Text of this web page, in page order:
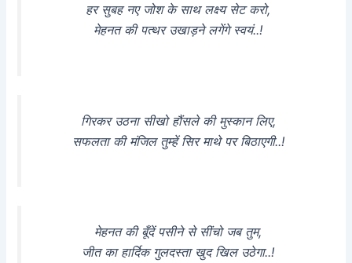
हर सुबह नए जोश के साथ लक्ष्य सेट करो,
मेहनत की पत्थर उखाड़ने लगेंगे स्वयं..!
गिरकर उठना सीखो हौंसले की मुस्कान लिए,
सफलता की मंजिल तुम्हें सिर माथे पर बिठाएगी..!
मेहनत की बूँदें पसीने से सींचो जब तुम,
जीत का हार्दिक गुलदस्ता खुद खिल उठेगा..!